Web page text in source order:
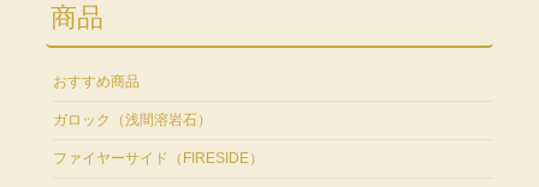
商品
おすすめ商品
ガロック（浅間溶岩石）
ファイヤーサイド（FIRESIDE）